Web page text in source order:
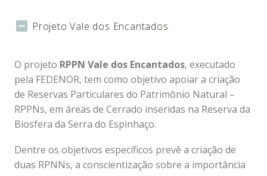
Projeto Vale dos Encantados
O projeto RPPN Vale dos Encantados, executado
pela FEDENOR, tem como objetivo apoiar a criação
de Reservas Particulares do Patrimônio Natural –
RPPNs, em áreas de Cerrado inseridas na Reserva da
Biosfera da Serra do Espinhaço.
Dentre os objetivos específicos prevê a criação de
duas RPNNs, a conscientização sobre a importância